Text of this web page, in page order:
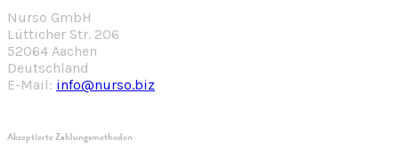
Nurso GmbH
Lütticher Str. 206
52064 Aachen
Deutschland
E-Mail: info@nurso.biz
Akzeptierte Zahlungsmethoden